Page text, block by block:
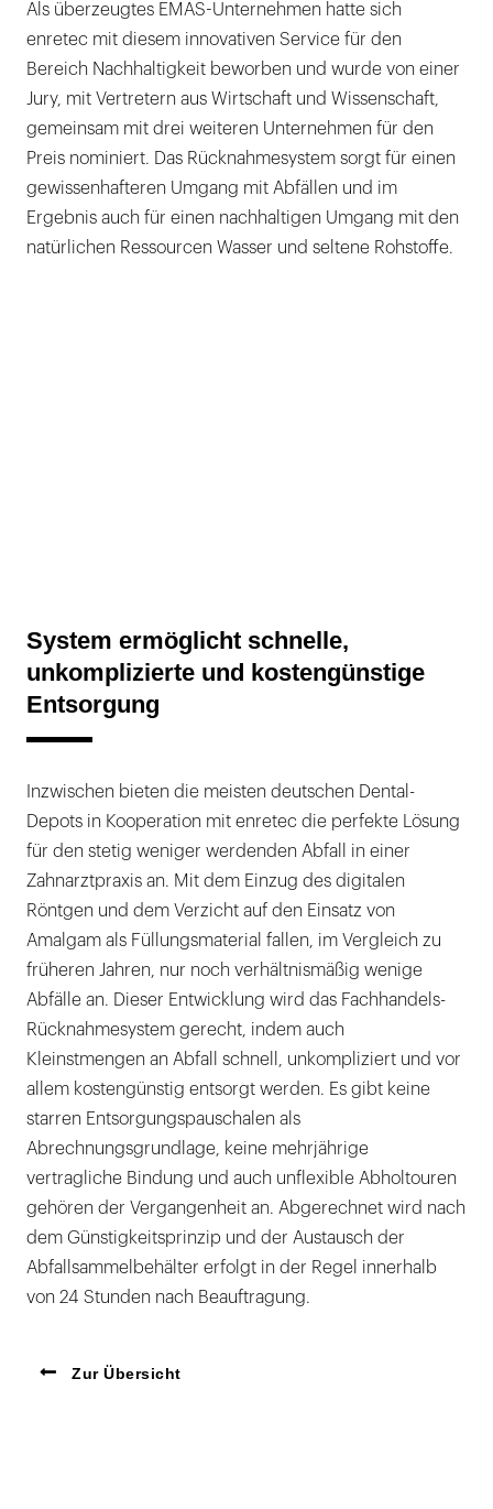
Als überzeugtes EMAS-Unternehmen hatte sich
enretec mit diesem innovativen Service für den
Bereich Nachhaltigkeit beworben und wurde von einer
Jury, mit Vertretern aus Wirtschaft und Wissenschaft,
gemeinsam mit drei weiteren Unternehmen für den
Preis nominiert. Das Rücknahmesystem sorgt für einen
gewissenhafteren Umgang mit Abfällen und im
Ergebnis auch für einen nachhaltigen Umgang mit den
natürlichen Ressourcen Wasser und seltene Rohstoffe.
System ermöglicht schnelle,
unkomplizierte und kostengünstige
Entsorgung
Inzwischen bieten die meisten deutschen Dental-
Depots in Kooperation mit enretec die perfekte Lösung
für den stetig weniger werdenden Abfall in einer
Zahnarztpraxis an. Mit dem Einzug des digitalen
Röntgen und dem Verzicht auf den Einsatz von
Amalgam als Füllungsmaterial fallen, im Vergleich zu
früheren Jahren, nur noch verhältnismäßig wenige
Abfälle an. Dieser Entwicklung wird das Fachhandels-
Rücknahmesystem gerecht, indem auch
Kleinstmengen an Abfall schnell, unkompliziert und vor
allem kostengünstig entsorgt werden. Es gibt keine
starren Entsorgungspauschalen als
Abrechnungsgrundlage, keine mehrjährige
vertragliche Bindung und auch unflexible Abholtouren
gehören der Vergangenheit an. Abgerechnet wird nach
dem Günstigkeitsprinzip und der Austausch der
Abfallsammelbehälter erfolgt in der Regel innerhalb
von 24 Stunden nach Beauftragung.
Zur Übersicht